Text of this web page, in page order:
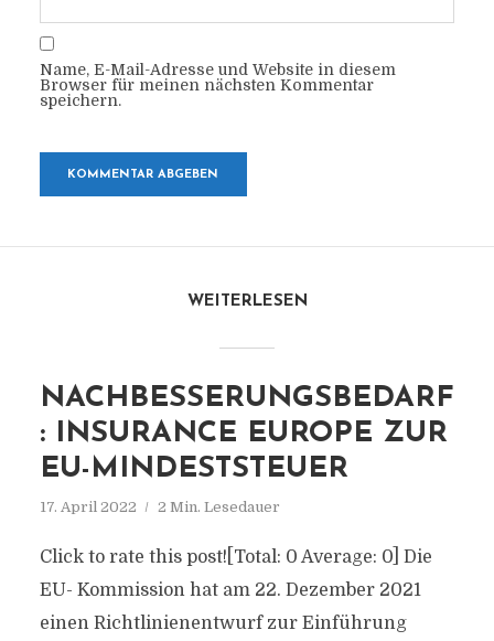
Name, E-Mail-Adresse und Website in diesem
Browser für meinen nächsten Kommentar
speichern.
WEITERLESEN
NACHBESSERUNGSBEDARF
: INSURANCE EUROPE ZUR
EU-MINDESTSTEUER
17. April 2022 2 Min. Lesedauer
Click to rate this post![Total: 0 Average: 0] Die
EU- Kommission hat am 22. Dezember 2021
einen Richtlinienentwurf zur Einführung